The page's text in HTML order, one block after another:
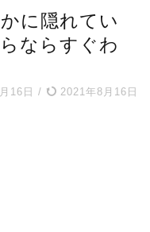
に隠れてい
ならすぐわ
16日 / 2021年8月16日